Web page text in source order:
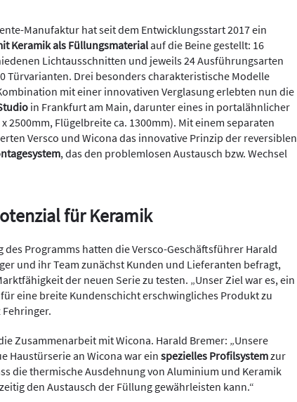
Manufaktur hat seit dem Entwicklungsstart 2017 ein
Keramik als Füllungsmaterialauf die Beine gestellt: 16
Lichtausschnitten und jeweils 24 Ausführungsarten
Türvarianten. Drei besonders charakteristische Modelle
mit einer innovativen Verglasung erlebten nun die
in Frankfurt am Main, darunter eines in portalähnlicher
2500mm, Flügelbreite ca. 1300mm). Mit einem separaten
Versco und Wicona das innovative Prinzip der reversiblen
, das den problemlosen Austausch bzw. Wechsel
für Keramik
des Programms hatten die Versco-Geschäftsführer Harald
und ihr Team zunächst Kunden und Lieferanten befragt,
der neuen Serie zu testen. „Unser Ziel war es, ein
eine breite Kundenschicht erschwingliches Produkt zu
Zusammenarbeit mit Wicona. Harald Bremer: „Unsere
Haustürserie an Wicona war ein spezielles Profilsystemzur
die thermische Ausdehnung von Aluminium und Keramik
den Austausch der Füllung gewährleisten kann.“